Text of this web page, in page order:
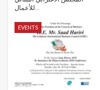
للأعمال…
EVENTS